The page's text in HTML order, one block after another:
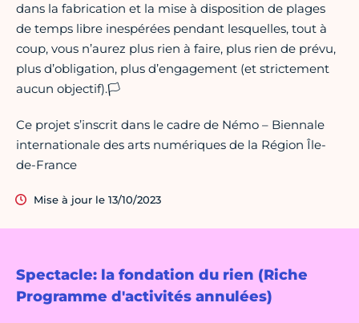
Spectacle: la fondation du rien (Riche
Programme d'activités annulées)
dans la fabrication et la mise à disposition de plages
de temps libre inespérées pendant lesquelles, tout à
coup, vous n’aurez plus rien à faire, plus rien de prévu,
plus d’obligation, plus d’engagement (et strictement
aucun objectif).🏳
Ce projet s’inscrit dans le cadre de Némo – Biennale
internationale des arts numériques de la Région Île-
de-France
Mise à jour le 13/10/2023